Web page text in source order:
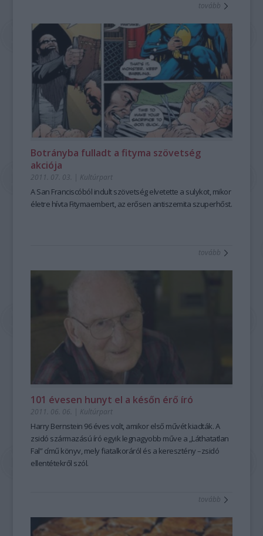
tovább
Botrányba fulladt a fityma szövetség
akciója
2011. 07. 03. | Kultúrpart
A San Franciscóból indult szövetség elvetette a sulykot, mikor
életre hívta Fitymaembert, az erősen antiszemita szuperhőst.
tovább
101 évesen hunyt el a későn érő író
2011. 06. 06. | Kultúrpart
Harry Bernstein 96 éves volt, amikor első művét kiadták. A
zsidó származású író egyik legnagyobb műve a „Láthatatlan
Fal” című könyv, mely fiatalkoráról és a keresztény –zsidó
ellentétekről szól.
tovább